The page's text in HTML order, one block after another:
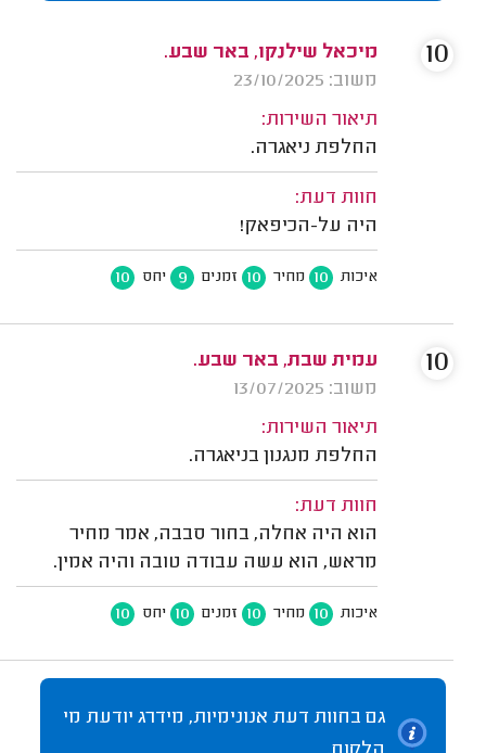
מיכאל שילנקו, באר שבע.
משוב: 23/10/2025
תיאור השירות:
החלפת ניאגרה.
חוות דעת:
היה על-הכיפאק!
איכות 10 מחיר 10 זמנים 9 יחס 10
10
עמית שבת, באר שבע.
משוב: 13/07/2025
תיאור השירות:
החלפת מנגנון בניאגרה.
חוות דעת:
הוא היה אחלה, בחור סבבה, אמר מחיר
מראש, הוא עשה עבודה טובה והיה אמין.
איכות 10 מחיר 10 זמנים 10 יחס 10
10
גם בחוות דעת אנונימיות, מידרג יודעת מי